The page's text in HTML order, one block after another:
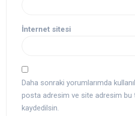
İnternet sitesi
Daha sonraki yorumlarımda
posta adresim ve site adresim bu
kaydedilsin.